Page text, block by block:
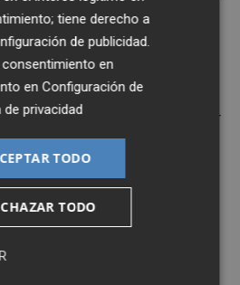
un riesgo para la
deberá adoptar
en un plazo máximo
que el resto de
resolverse, con carácter
de 24 horas.
que la adjudicataria
especializado para
incluyendo
operarios y
tiene derecho a
de publicidad
en
enConfiguración de
de privacidad
TODO
TODO